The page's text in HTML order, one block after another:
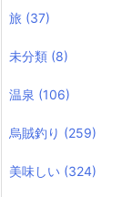
旅 (37)
未分類 (8)
温泉 (106)
烏賊釣り (259)
美味しい (324)